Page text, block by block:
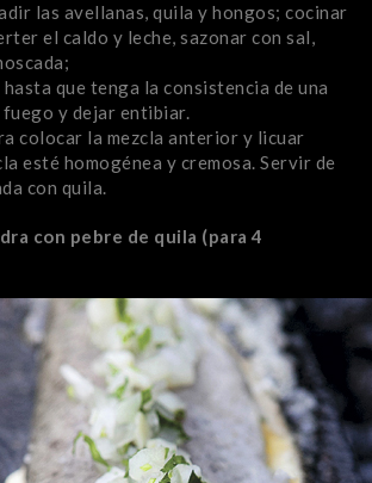
las avellanas, quila y hongos; cocinar
el caldo y leche, sazonar con sal,
que tenga la consistencia de una
y dejar entibiar.
colocar la mezcla anterior y licuar
esté homogénea y cremosa. Servir de
con quila.
con pebre de quila (para 4